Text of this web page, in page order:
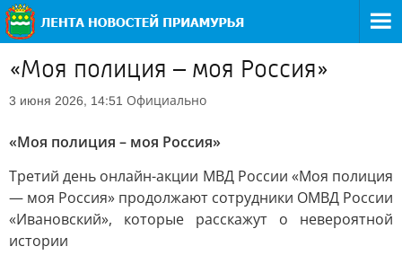
«Моя полиция – моя Россия»
3 июня 2026, 14:51 Официально
«Моя полиция – моя Россия»
Третий день онлайн-акции МВД России «Моя полиция
— моя Россия» продолжают сотрудники ОМВД России
«Ивановский», которые расскажут о невероятной
истории